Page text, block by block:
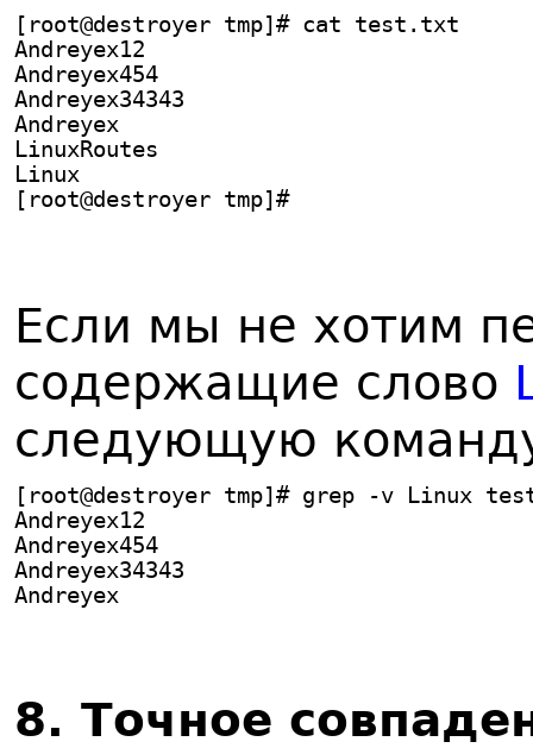
[root@destroyer tmp]# cat test.txt
Andreyex12
Andreyex454
Andreyex34343
Andreyex
LinuxRoutes
Linux
[root@destroyer tmp]#
Если мы не хотим
содержащие слово
следующую
[root@destroyer tmp]# grep -v Linux
Andreyex12
Andreyex454
Andreyex34343
Andreyex
8. Точное